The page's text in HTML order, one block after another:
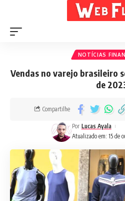
NOTÍCIAS
Vendas no varejo brasileiro
de
Atualizado em: 15 de
Por Lucas Ayala
Compartilhe